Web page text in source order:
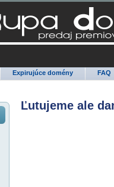
Expirujúce domény FAQ
Ľutujeme ale